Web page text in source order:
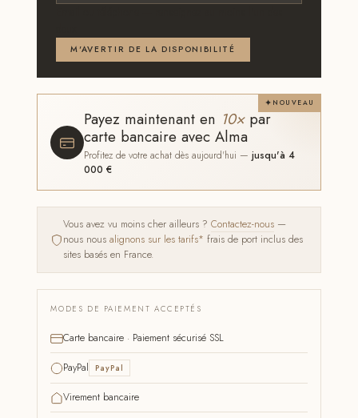
M'AVERTIR DE LA DISPONIBILITÉ
NOUVEAU
Payez maintenant en 10×par
carte bancaire avec Alma
Profitez de votre achat dès aujourd'hui —jusqu'à 4
000 €
Vous avez vu moins cher ailleurs ?Contactez-nous —
nous nousalignons sur les tarifs* frais de port inclus des
sites basés en France.
MODES DE PAIEMENT ACCEPTÉS
Carte bancaire · Paiement sécurisé SSL
PayPal PayPal
Virement bancaire